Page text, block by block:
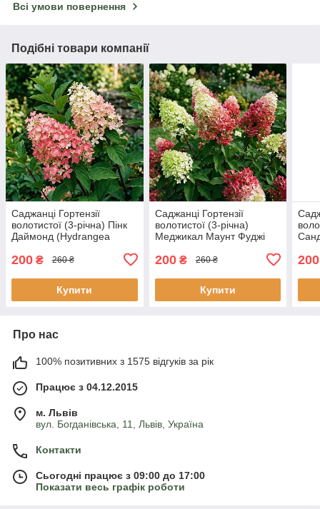
Всі умови повернення
Подібні товари компанії
Саджанці Гортензії
волотистої (3-річна) Пінк
Даймонд (Hydrangea
С2
200 ₴ 260 ₴
Купити
Саджанці Гортензії
волотистої (3-річна)
Меджикал Маунт Фуджі
Magical Mount Fuji) С2
200₴ 260 ₴
Купити
С3
200
Про нас
100% позитивних з 1575 відгуків за рік
Працює з 04.12.2015
м. Львів
вул. Богданівська, 11, Львів, Україна
Контакти
Сьогодні працює з 09:00 до 17:00
Показати весь графік роботи